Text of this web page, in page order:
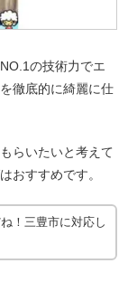
の技術力でエ
徹底的に綺麗に仕
らいたいと考えて
おすすめです。
！三豊市に対応し